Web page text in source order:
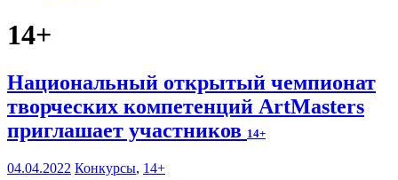
14+
Национальный открытый чемпионат
творческих компетенций ArtMasters
приглашает участников 14+
04.04.2022 Конкурсы, 14+